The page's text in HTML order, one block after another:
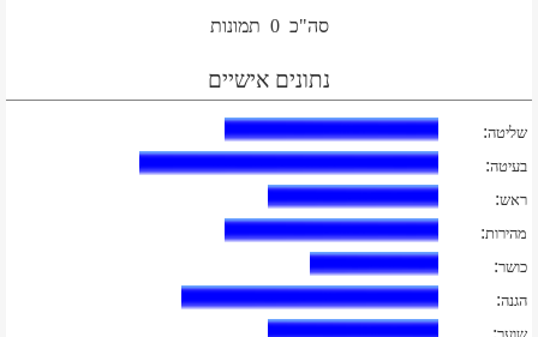
סה"כ 0 תמונות
נתונים אישיים
שליטה:
בעיטה:
ראש:
מהירות:
כושר:
הגנה:
: